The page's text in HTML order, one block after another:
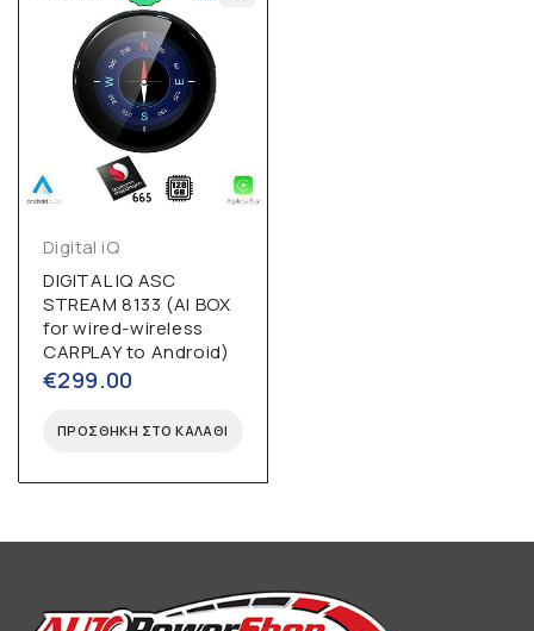
Digital iQ
DIGITAL IQ ASC
STREAM 8133 (AI BOX
for wired-wireless
CARPLAY to Android)
€299.00
ΠΡΟΣΘΉΚΗ ΣΤΟ ΚΑΛΆΘΙ